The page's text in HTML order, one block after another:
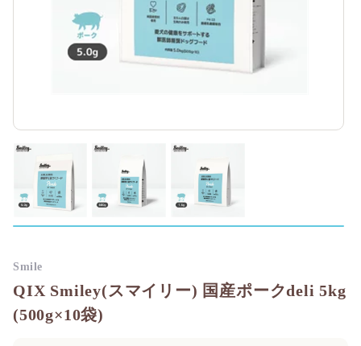
QIX Smiley(スマイリー) 国産ポークdeli 5kg
(500g×10袋)
Smile